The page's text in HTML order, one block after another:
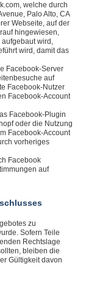
welche durch
Palo Alto, CA
Webseite, auf der
hingewiesen,
wird,
wird, damit das
Facebook-Server
auf
Facebook-Nutzer
Facebook-Account
Facebook-Plugin
oder die Nutzung
Facebook-Account
vorheriges
Facebook
auf
zu
Sofern Teile
Rechtslage
bleiben die
Gültigkeit davon